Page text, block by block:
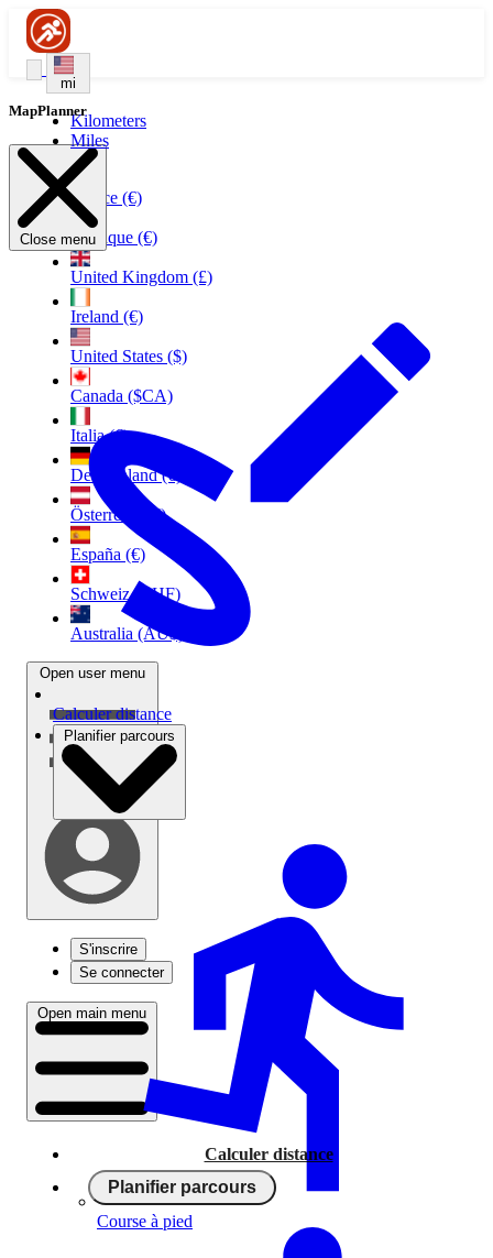
mi
Kilometers
Miles
France (€)
Belgique (€)
United Kingdom (£)
Ireland (€)
United States ($)
Canada ($CA)
Italia (€)
Deutschland (€)
Österreich (€)
España (€)
Schweiz (CHF)
Australia (AU$)
Open user menu
S'inscrire
Se connecter
Open main menu
Calculer distance
Planifier parcours
MapPlanner
Close menu
Calculer distance
Planifier parcours
Course à pied